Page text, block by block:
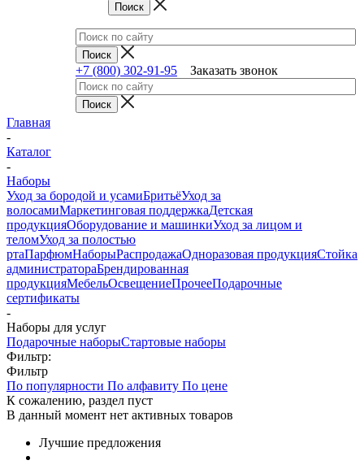
+7 (800) 302-91-95 Заказать звонок
Главная
-
Каталог
-
Наборы
Уход за бородой и усамиБритьёУход за
волосамиМаркетинговая поддержкаДетская
продукцияОборудование и машинкиУход за лицом и
теломУход за полостью
ртаПарфюмНаборыРаспродажаОдноразовая продукцияСтойка
администратораБрендированная
продукцияМебельОсвещениеПрочееПодарочные
сертификаты
-
Наборы для услуг
Подарочные наборыСтартовые наборы
Фильтр:
Фильтр
По популярности По алфавиту По цене
К сожалению, раздел пуст
В данный момент нет активных товаров
Лучшие предложения